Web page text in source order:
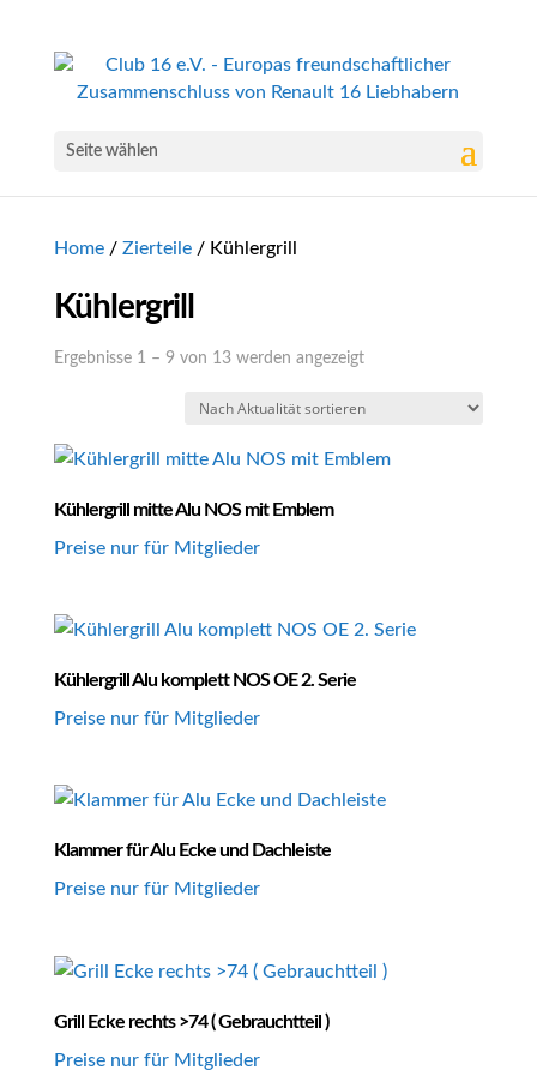
Seite wählen
Home/ Zierteile/ Kühlergrill
Kühlergrill
Ergebnisse 1 – 9 von 13 werden angezeigtNach
Kühlergrill mitte Alu NOS mit Emblem
Preise nur für Mitglieder
Kühlergrill Alu komplett NOS OE 2. Serie
Preise nur für Mitglieder
Klammer für Alu Ecke und Dachleiste
Preise nur für Mitglieder
Grill Ecke rechts >74 ( Gebrauchtteil )
Preise nur für Mitglieder